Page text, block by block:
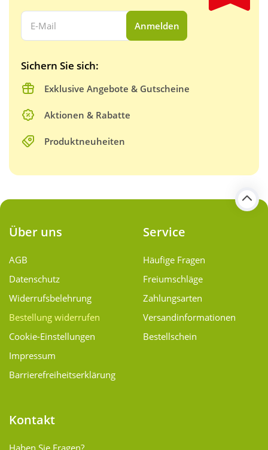
Ihre E-Mail Adresse:
Anmelden
Sichern Sie sich:
Exklusive Angebote & Gutscheine
Aktionen & Rabatte
Produktneuheiten
Über uns
AGB
Datenschutz
Widerrufsbelehrung
Bestellung widerrufen
Cookie-Einstellungen
Impressum
Barrierefreiheitserklärung
Service
Häufige Fragen
Freiumschläge
Zahlungsarten
Versand­informationen
Bestellschein
Kontakt